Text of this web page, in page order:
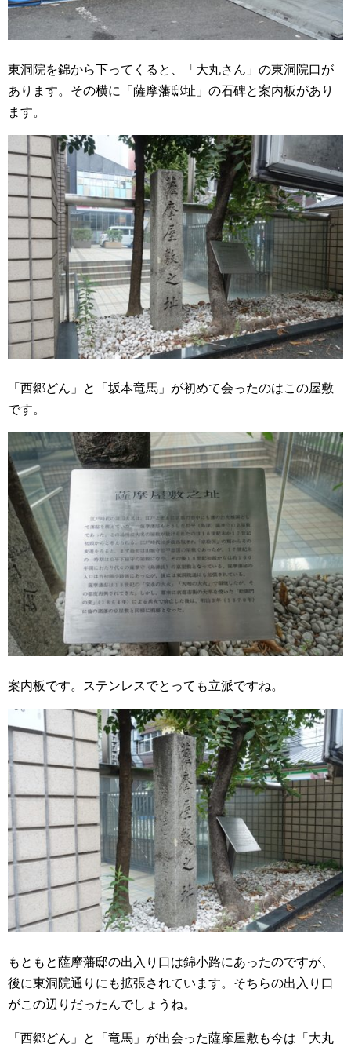
東洞院を錦から下ってくると、「大丸さん」の東洞院口が
あります。その横に「薩摩藩邸址」の石碑と案内板があり
ます。
「西郷どん」と「坂本竜馬」が初めて会ったのはこの屋敷
です。
案内板です。ステンレスでとっても立派ですね。
もともと薩摩藩邸の出入り口は錦小路にあったのですが、
後に東洞院通りにも拡張されています。そちらの出入り口
がこの辺りだったんでしょうね。
「西郷どん」と「竜馬」が出会った薩摩屋敷も今は「大丸